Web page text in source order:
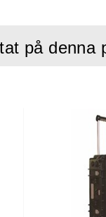
om
GX390 UT2-VXE9
(HP)
rpm), 1-cylinder
på denna